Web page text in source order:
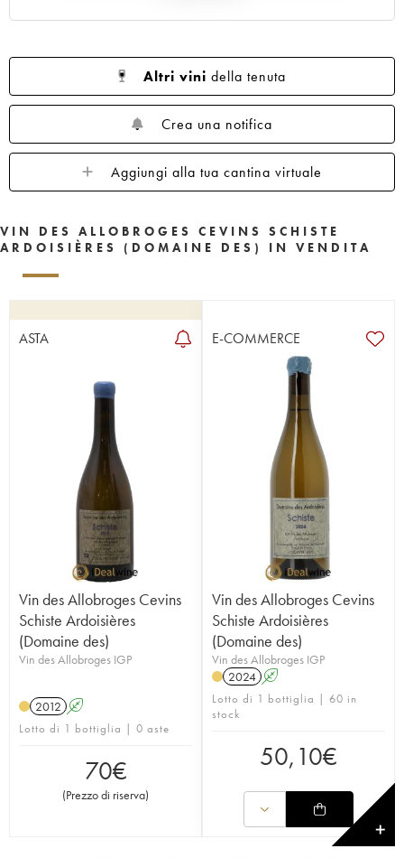
Altri vini della tenuta
Crea una notifica
Aggiungi alla tua cantina virtuale
VIN DES ALLOBROGES CEVINS SCHISTE
ARDOISIÈRES (DOMAINE DES) IN VENDITA
ASTA
Vin des Allobroges Cevins
Schiste Ardoisières
(Domaine des)
Vin des Allobroges IGP
2012 A
Lotto di 1 bottiglia | 0 aste
70€
(Prezzo di riserva)
E-COMMERCE
Vin des Allobroges Cevins
Schiste Ardoisières
(Domaine des)
Vin des Allobroges IGP
2024 A
Lotto di 1 bottiglia | 60 in
stock
50,10€
✕